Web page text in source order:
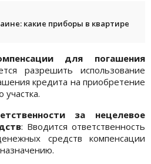
какие приборы в квартире
для погашения
разрешить использование
кредита на приобретение
за нецелевое
: Вводится ответственность
средств компенсации